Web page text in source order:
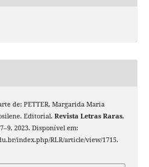
de; PETTER, Margarida Maria
Editorial. Revista Letras Raras,
2023. Disponível em:
index.php/RLR/article/view/1715.